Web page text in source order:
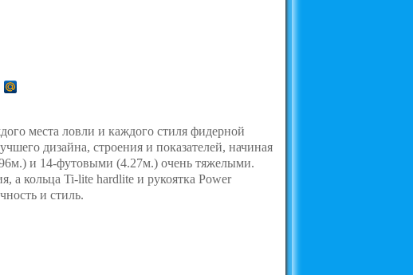
места ловли и каждого стиля фидерной
дизайна, строения и показателей, начиная
и 14-футовыми (4.27м.) очень тяжелыми.
а кольца Ti-lite hardlite и рукоятка Power
и стиль.